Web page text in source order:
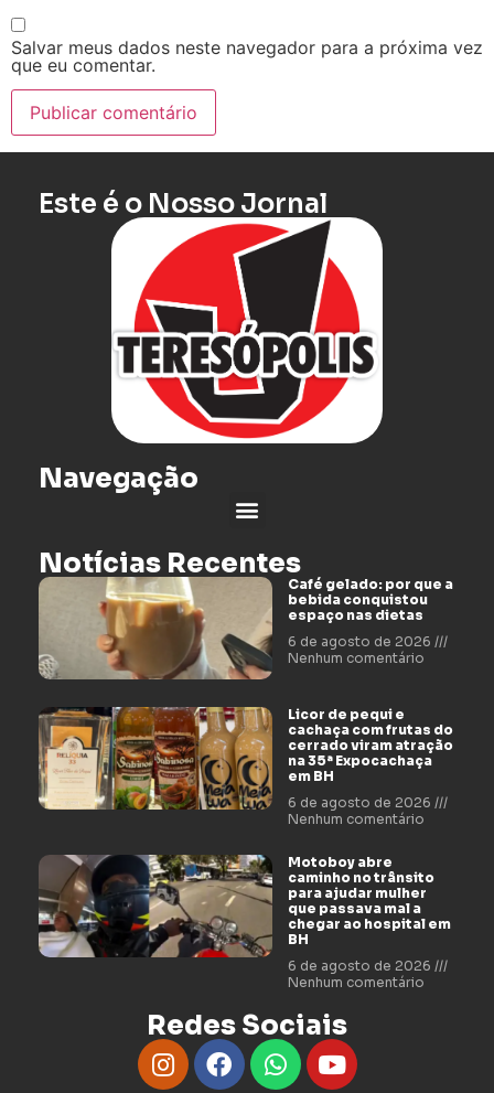
Salvar meus dados neste navegador para a próxima vez
que eu comentar.
Este é o Nosso Jornal
Navegação
Notícias Recentes
Café gelado: por que a
bebida conquistou
espaço nas dietas
6 de agosto de 2026
Nenhum comentário
Licor de pequi e
cachaça com frutas do
cerrado viram atração
na 35ª Expocachaça
em BH
6 de agosto de 2026
Nenhum comentário
Motoboy abre
caminho no trânsito
para ajudar mulher
que passava mal a
chegar ao hospital em
BH
6 de agosto de 2026
Nenhum comentário
Redes Sociais